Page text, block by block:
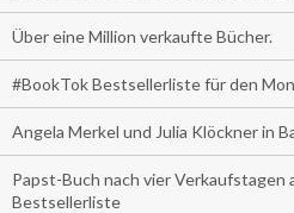
Über eine Million verkaufte Bücher.
#BookTok Bestsellerliste für den
Angela Merkel und Julia Klöckner in
Papst-Buch nach vier Verkaufstagen
Bestsellerliste